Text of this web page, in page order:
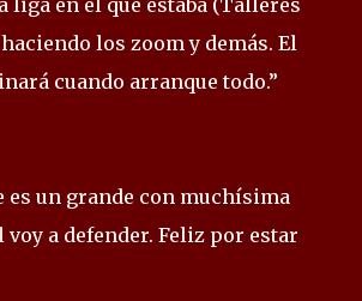
liga en el que estaba (Talleres
los zoom y demás. El
cuando arranque todo.”
es un grande con muchísima
a defender. Feliz por estar